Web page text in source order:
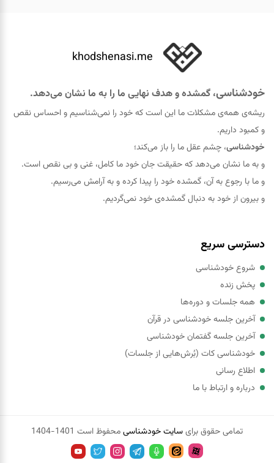
khodshenasi.me
خودشناسی، گمشده و هدف نهایی ما را به ما نشان می‌دهد.
ریشه‌ی همه‌ی مشکلات ما این است که خود را نمی‌شناسیم و احساس نقص
و کمبود داریم.
خودشناسی، چشم عقل ما را باز می‌کند؛
و به ما نشان می‌دهد که حقيقت جان خود ما کامل، غنی و بی نقص است.
و ما با رجوع به آن، گمشده خود را پيدا کرده و به آرامش می‌رسیم.
و بیرون از خود به دنبال گمشده‌ی خود نمی‌گردیم.
دسترسی سریع
شروع خودشناسی
پخش زنده
همه جلسات و دوره‌ها
آخرین جلسه خودشناسی در قرآن
آخرین جلسه گفتمان خودشناسی
خودشناسی کات (بُرش‌هایی از جلسات)
اطلاع رسانی
درباره و ارتباط با ما
تمامی حقوق برایسایت خودشناسیمحفوظ است 1401-1404